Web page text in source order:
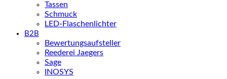
Tassen
Schmuck
LED-Flaschenlichter
B2B
Bewertungsaufsteller
Reederei Jaegers
Sage
INOSYS